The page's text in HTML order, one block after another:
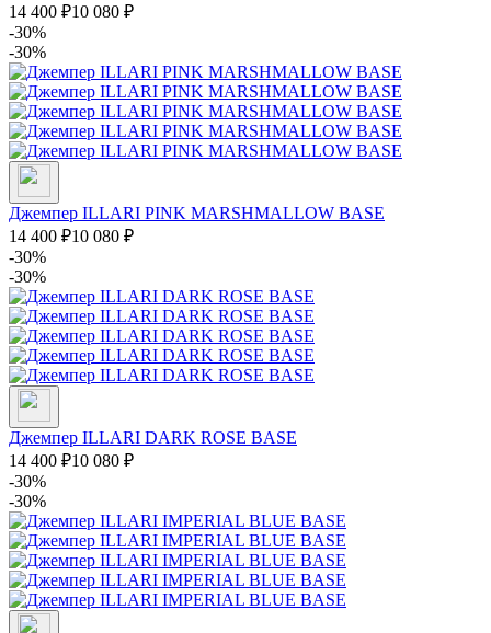
14 400 ₽10 080 ₽
-30%
-30%
Джемпер ILLARI PINK MARSHMALLOW BASE
14 400 ₽10 080 ₽
-30%
-30%
Джемпер ILLARI DARK ROSE BASE
14 400 ₽10 080 ₽
-30%
-30%